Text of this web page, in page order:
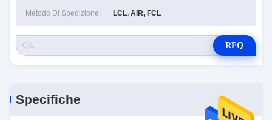
Metodo Di Spedizione: LCL, AIR, FCL
RFQ
Specifiche